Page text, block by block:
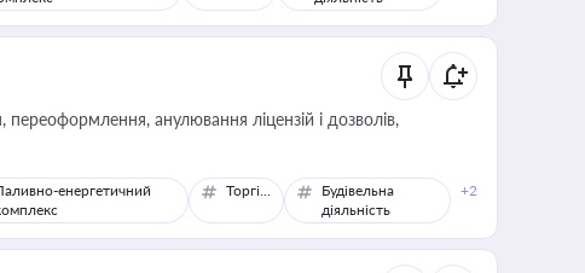
анулювання ліцензій і дозволів,
енергетичний
Торгівля
Будівельна
діяльність
+2